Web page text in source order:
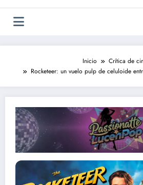
Inicio
Crítica de
Rocketeer: un vuelo pulp de celuloide